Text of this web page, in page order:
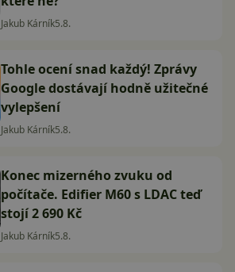
Jakub Kárník5.8.
Tohle ocení snad každý! Zprávy
Google dostávají hodně užitečné
vylepšení
Jakub Kárník5.8.
Konec mizerného zvuku od
počítače. Edifier M60 s LDAC teď
stojí 2 690 Kč
Jakub Kárník5.8.